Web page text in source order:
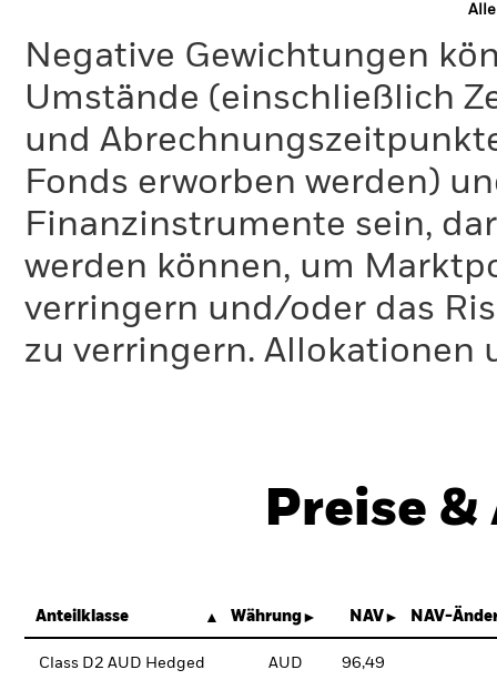
Negative Gewichtungen
Umstände (einschließlich
und
Fonds erworben werden)
Finanzinstrumente sein,
werden können, um
verringern und/oder das
zu verringern. Allokationen
Preise
Anteilklasse Währung NAV NAV-
Class D2 AUD Hedged AUD 96,49